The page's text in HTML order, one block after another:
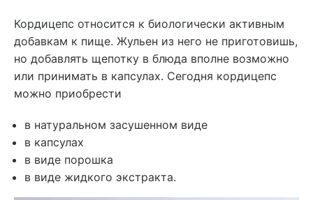
Кордицепс относится к биологически активным
добавкам к пище. Жульен из него не приготовишь,
но добавлять щепотку в блюда вполне возможно
или принимать в капсулах. Сегодня кордицепс
можно приобрести
в натуральном засушенном виде
в капсулах
в виде порошка
в виде жидкого экстракта.